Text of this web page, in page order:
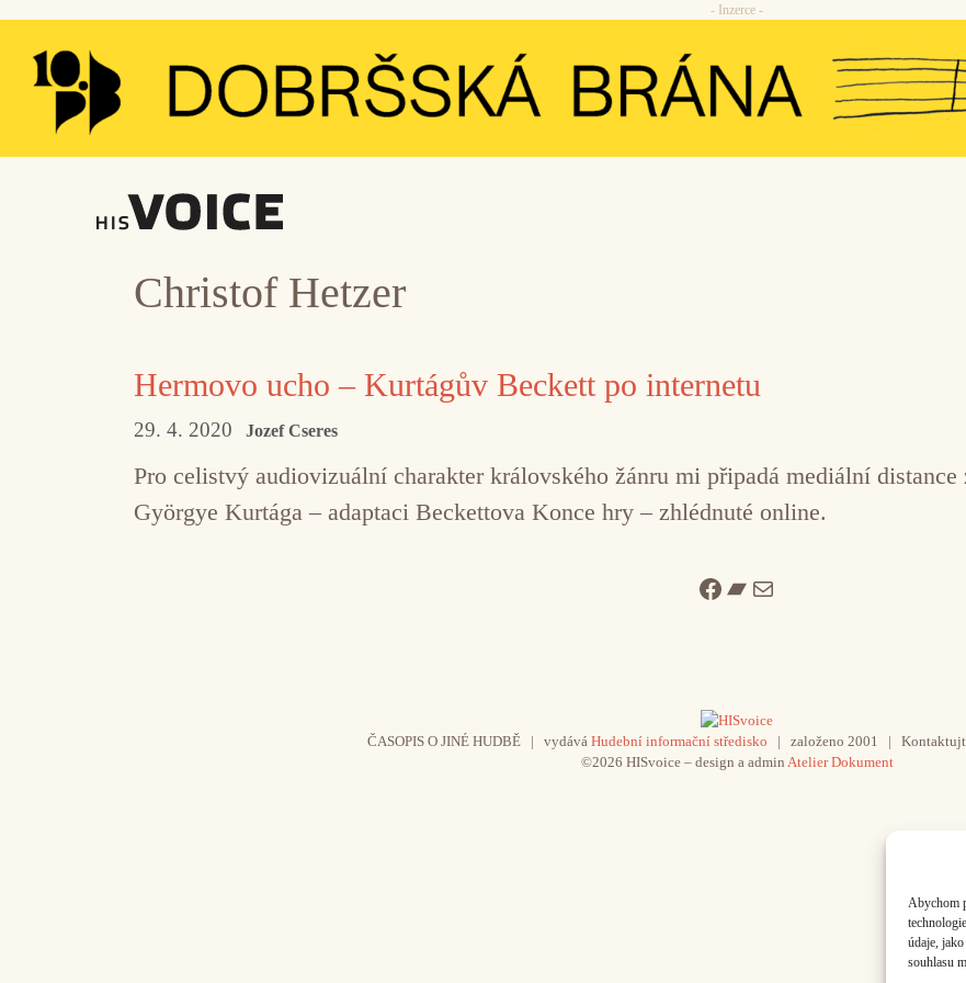
Abychom
údaje,
souhlasu
Přeskočit
obsah
- Inzerce -
Christof Hetzer
Hermovo ucho – Kurtágův Beckett po internetu
29. 4. 2020 Jozef Cseres
Pro celistvý audiovizuální charakter královského žánru mi připadá mediální
Györgye Kurtága – adaptaci Beckettova Konce hry – zhlédnuté online.
Facebook
Bandcamp
Mail
ČASOPIS O JINÉ HUDBĚ | vydává Hudební informační středisko | založeno 2001 |
©2026 HISvoice – design a admin Atelier Dokument